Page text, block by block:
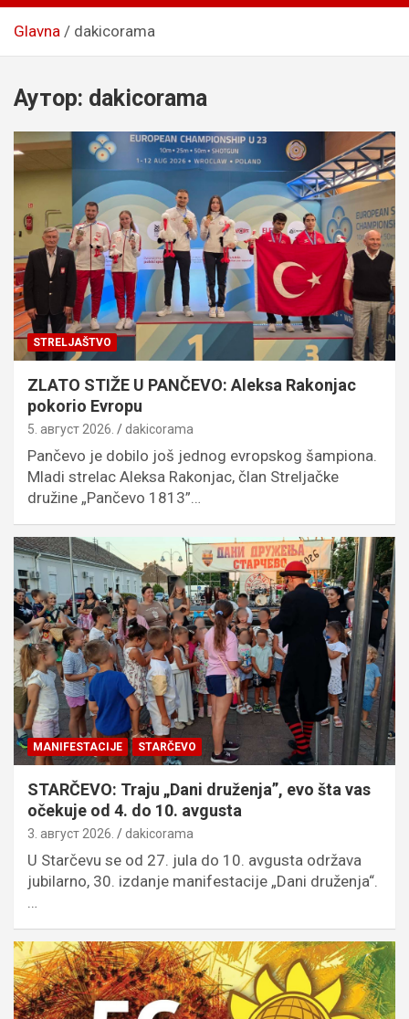
Glavna dakicorama
Аутор: dakicorama
STRELJAŠTVO
ZLATO STIŽE U PANČEVO: Aleksa Rakonjac
pokorio Evropu
5. август 2026. dakicorama
Pančevo je dobilo još jednog evropskog šampiona.
Mladi strelac Aleksa Rakonjac, član Streljačke
družine „Pančevo 1813”…
MANIFESTACIJE STARČEVO
STARČEVO: Traju „Dani druženja”, evo šta vas
očekuje od 4. do 10. avgusta
3. август 2026. dakicorama
U Starčevu se od 27. jula do 10. avgusta održava
jubilarno, 30. izdanje manifestacije „Dani druženja“.
…